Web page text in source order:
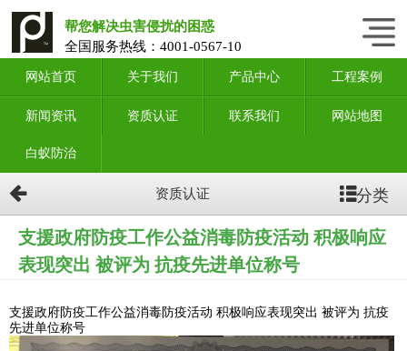
帮您解决虫害侵扰的困惑
全国服务热线：4001-0567-10
网站首页 关于我们 产品中心 工程案例
新闻资讯 资质认证 联系我们 网站地图
白蚁防治
资质认证 分类
支援政府防疫工作公益消毒防疫活动 积极响应
表现突出 被评为 抗疫先进单位称号
支援政府防疫工作公益消毒防疫活动 积极响应表现突出 被评为 抗疫
先进单位称号